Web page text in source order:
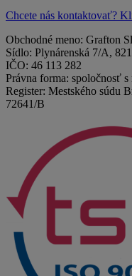
Chcete nás kontaktovať?
Obchodné meno: Grafton
Sídlo: Plynárenská 7/A,
IČO: 46 113 282
Právna forma: spoločnosť
Register: Mestského súdu
72641/B